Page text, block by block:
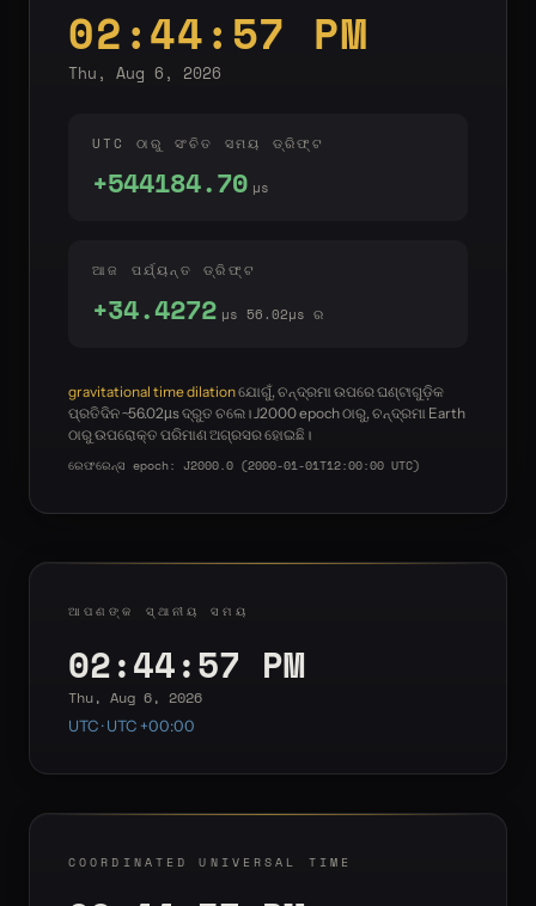
02:44:58 PM
Thu, Aug 6, 2026
UTC ଠାରୁ ସଂଚିତ ସମୟ ଡ୍ରିଫ୍ଟ
+544184.70 µs
ଆଜ ପର୍ଯ୍ୟନ୍ତ ଡ୍ରିଫ୍ଟ
+34.4279 µs 56.02µs ର
gravitational time dilationଯୋଗୁଁ, ଚନ୍ଦ୍ରମା ଉପରେ ଘଣ୍ଟାଗୁଡ଼ିକ
ପ୍ରତିଦିନ ~56.02µs ଦ୍ରୁତ ଚଲେ। J2000 epoch ଠାରୁ, ଚନ୍ଦ୍ରମା Earth
ଠାରୁ ଉପରୋକ୍ତ ପରିମାଣ ଅଗ୍ରସର ହୋଇଛି।
ରେଫରେନ୍ସ epoch: J2000.0 (2000-01-01T12:00:00 UTC)
ଆପଣଙ୍କ ସ୍ଥାନୀୟ ସମୟ
02:44:58 PM
Thu, Aug 6, 2026
UTC · UTC +00:00
COORDINATED UNIVERSAL TIME